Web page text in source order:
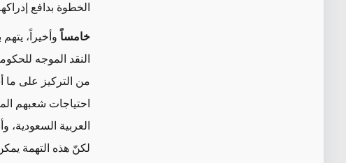
الخطوة بدافع
خامساً وأخيراً،
النقد الموجه
من التركيز على ما
احتياجات شعبهم
العربية السعودية،
لكنّ هذه التهمة